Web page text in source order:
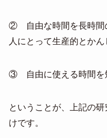
② 自由な時間を長時間
人にとって生産的とか
③ 自由に使える時間を
ということが、上記の
けです。